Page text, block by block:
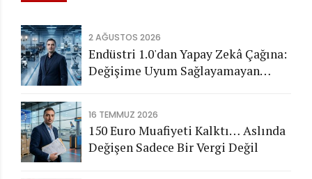
2 AĞUSTOS 2026
Endüstri 1.0'dan Yapay Zekâ Çağına:
Değişime Uyum Sağlayamayan
16 TEMMUZ 2026
150 Euro Muafiyeti Kalktı… Aslında
Değişen Sadece Bir Vergi Değil